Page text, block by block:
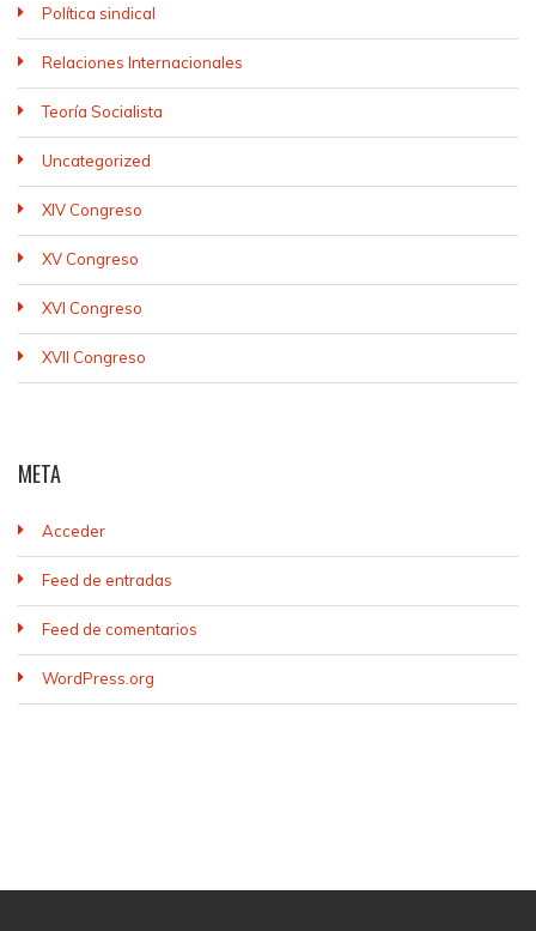
Política sindical
Relaciones Internacionales
Teoría Socialista
Uncategorized
XIV Congreso
XV Congreso
XVI Congreso
XVII Congreso
META
Acceder
Feed de entradas
Feed de comentarios
WordPress.org